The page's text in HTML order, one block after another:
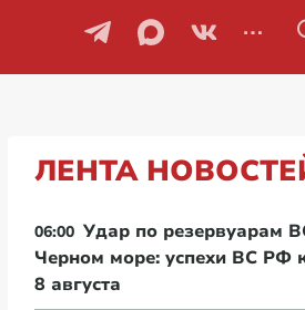
Специальная военная
ЛЕНТА
06:00 Удар по резервуарам
Черном море: успехи ВС РФ
8 августа